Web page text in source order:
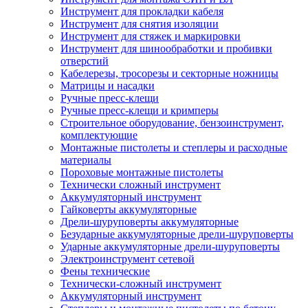
Инструмент для прокладки кабеля
Инструмент для снятия изоляции
Инструмент для стяжек и маркировки
Инструмент для шинообработки и пробивки
отверстий
Кабелерезы, тросорезы и секторные ножницы
Матрицы и насадки
Ручные пресс-клещи
Ручные пресс-клещи и кримперы
Строительное оборудование, бензоинструмент,
комплектующие
Монтажные пистолеты и степлеры и расходные
материалы
Пороховые монтажные пистолеты
Технически сложный инструмент
Аккумуляторный инструмент
Гайковерты аккумуляторные
Дрели-шуруповерты аккумуляторные
Безударные аккумуляторные дрели-шуруповерты
Ударные аккумуляторные дрели-шуруповерты
Электроинструмент сетевой
Фены технические
Технически-сложный инструмент
Аккумуляторный инструмент